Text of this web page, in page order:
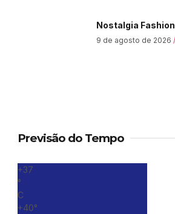
Nostalgia Fashion
9 de agosto de 2026
Previsão do Tempo
+37
°
C
+40°